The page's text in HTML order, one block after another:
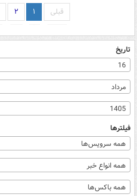
قبلی ۱ ۲
تاریخ
16
مرداد
1405
فیلترها
همه سرویس‌ها
همه انواع خبر
همه باکس‌ها